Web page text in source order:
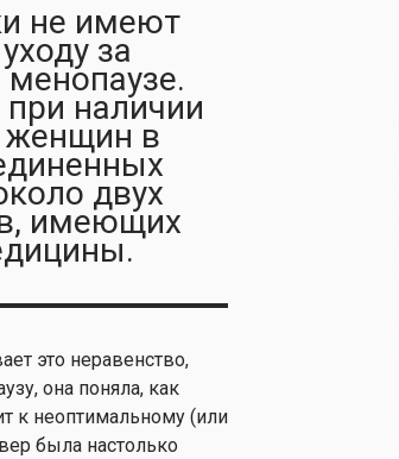
не имеют
за
наличии
женщин в
двух
имеющих
это неравенство,
она поняла, как
к неоптимальному (или
была настолько